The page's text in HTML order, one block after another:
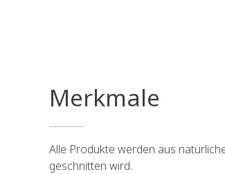
Merkmale
Alle Produkte werden aus
geschnitten wird.